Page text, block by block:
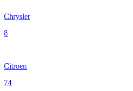
Chrysler
8
Citroen
74